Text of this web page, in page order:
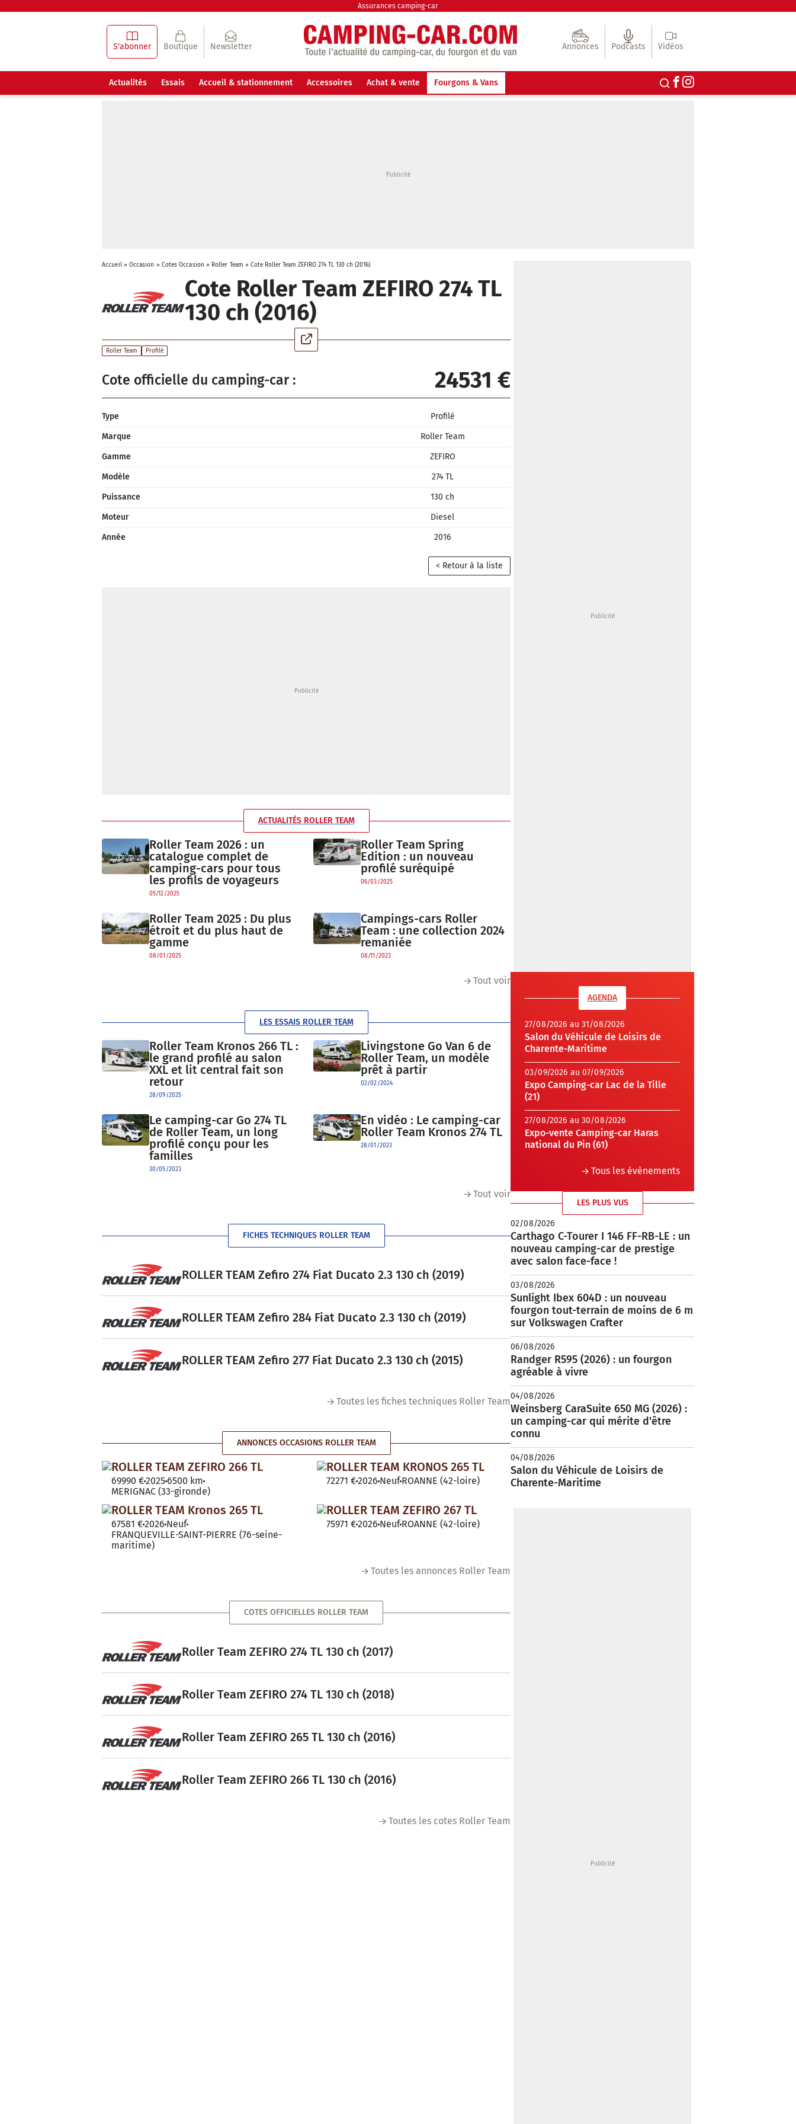
Assurances camping-car
S'abonner Boutique Newsletter Annonces Podcasts Vidéos
Actualités Essais Accueil & stationnement Accessoires Achat & vente Fourgons & Vans
Accueil» Occasion » Cotes Occasion » Roller Team »Cote Roller Team ZEFIRO 274 TL 130 ch (2016)
Cote Roller Team ZEFIRO 274 TL
130 ch (2016)
Roller Team Profilé
Cote officielle du camping-car : 24531 €
Type
Profilé
Marque
Roller Team
Gamme
ZEFIRO
Modèle
274 TL
Puissance
130 ch
Moteur
Diesel
Année
2016
< Retour à la liste
ACTUALITÉS ROLLER TEAM
Roller Team 2026 : un
catalogue complet de
camping-cars pour tous
les profils de voyageurs
05/12/2025
Roller Team Spring
Edition : un nouveau
profilé suréquipé
06/03/2025
Roller Team 2025 : Du plus
étroit et du plus haut de
gamme
08/01/2025
Campings-cars Roller
Team : une collection 2024
remaniée
08/11/2023
Tout voir
LES ESSAIS ROLLER TEAM
Roller Team Kronos 266 TL :
le grand profilé au salon
XXL et lit central fait son
retour
28/09/2025
Livingstone Go Van 6 de
Roller Team, un modèle
prêt à partir
02/02/2024
Le camping-car Go 274 TL
de Roller Team, un long
profilé conçu pour les
familles
30/05/2023
En vidéo : Le camping-car
Roller Team Kronos 274 TL
28/01/2023
Tout voir
FICHES TECHNIQUES ROLLER TEAM
ROLLER TEAM Zefiro 274 Fiat Ducato 2.3 130 ch (2019)
ROLLER TEAM Zefiro 284 Fiat Ducato 2.3 130 ch (2019)
ROLLER TEAM Zefiro 277 Fiat Ducato 2.3 130 ch (2015)
Toutes les fiches techniques Roller Team
ANNONCES OCCASIONS ROLLER TEAM
ROLLER TEAM ZEFIRO 266 TL
69990 €2025 6500 km
MERIGNAC (33-gironde)
ROLLER TEAM KRONOS 265 TL
72271 €2026 Neuf ROANNE (42-loire)
ROLLER TEAM Kronos 265 TL
67581 €2026 Neuf
FRANQUEVILLE-SAINT-PIERRE (76-seine-
maritime)
ROLLER TEAM ZEFIRO 267 TL
75971 €2026 Neuf ROANNE (42-loire)
Toutes les annonces Roller Team
COTES OFFICIELLES ROLLER TEAM
Roller Team ZEFIRO 274 TL 130 ch (2017)
Roller Team ZEFIRO 274 TL 130 ch (2018)
Roller Team ZEFIRO 265 TL 130 ch (2016)
Roller Team ZEFIRO 266 TL 130 ch (2016)
Toutes les cotes Roller Team
AGENDA
27/08/2026 au 31/08/2026
Salon du Véhicule de Loisirs de
Charente-Maritime
03/09/2026 au 07/09/2026
Expo Camping-car Lac de la Tille
(21)
27/08/2026 au 30/08/2026
Expo-vente Camping-car Haras
national du Pin (61)
Tous les évènements
LES PLUS VUS
02/08/2026
Carthago C-Tourer I 146 FF-RB-LE : un
nouveau camping-car de prestige
avec salon face-face !
03/08/2026
Sunlight Ibex 604D : un nouveau
fourgon tout-terrain de moins de 6 m
sur Volkswagen Crafter
06/08/2026
Randger R595 (2026) : un fourgon
agréable à vivre
04/08/2026
Weinsberg CaraSuite 650 MG (2026) :
un camping-car qui mérite d'être
connu
04/08/2026
Salon du Véhicule de Loisirs de
Charente-Maritime